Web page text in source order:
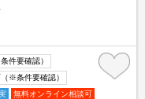
件要確認）
※条件要確認）
無料オンライン相談可